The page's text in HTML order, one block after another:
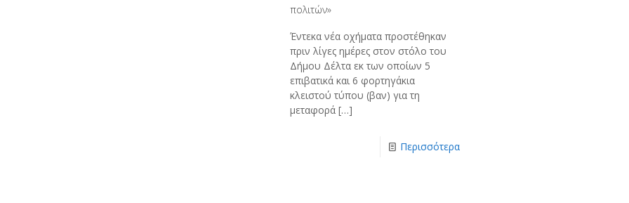
πολιτών»
Έντεκα νέα οχήματα προστέθηκαν
πριν λίγες ημέρες στον στόλο του
Δήμου Δέλτα εκ των οποίων 5
επιβατικά και 6 φορτηγάκια
κλειστού τύπου (βαν) για τη
μεταφορά[…]
Περισσότερα